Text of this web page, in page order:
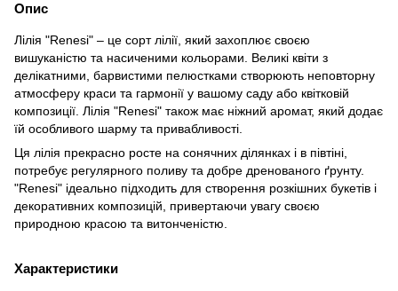
Опис
Лілія "Renesi" – це сорт лілії, який захоплює своєю
вишуканістю та насиченими кольорами. Великі квіти з
делікатними, барвистими пелюстками створюють неповторну
атмосферу краси та гармонії у вашому саду або квітковій
композиції. Лілія "Renesi" також має ніжний аромат, який додає
їй особливого шарму та привабливості.
Ця лілія прекрасно росте на сонячних ділянках і в півтіні,
потребує регулярного поливу та добре дренованого ґрунту.
"Renesi" ідеально підходить для створення розкішних букетів і
декоративних композицій, привертаючи увагу своєю
природною красою та витонченістю.
Характеристики